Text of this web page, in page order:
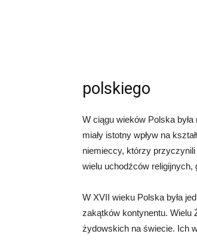
polskiego
W ciągu wieków Polska
miały istotny wpływ na
niemieccy, którzy
wielu uchodźców religijnych,
W XVII wieku Polska była
zakątków kontynentu. Wielu
żydowskich na świecie. Ich